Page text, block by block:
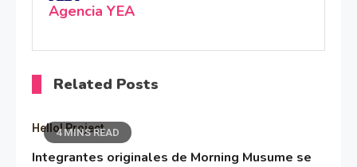
Agencia YEA
Related Posts
4 MINS READ
Hello! Project
Integrantes originales de Morning Musume se